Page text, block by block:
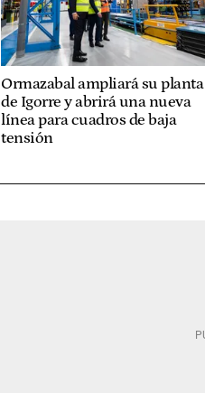
Ormazabal ampliará su planta
de Igorre y abrirá una nueva
línea para cuadros de baja
tensión